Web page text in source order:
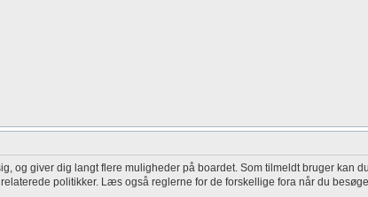
og giver dig langt flere muligheder på boardet. Som tilmeldt bruger kan
politikker. Læs også reglerne for de forskellige fora når du